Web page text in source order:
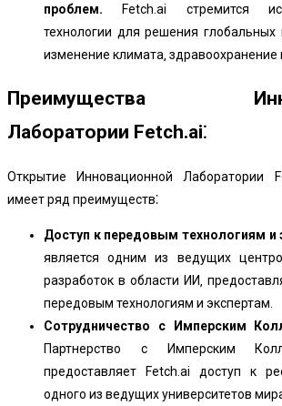
проблем. Fetch.ai стремится
технологии для решения глобальных
изменение климата‚ здравоохранение
Преимущества
Лаборатории Fetch.ai⁚
Открытие Инновационной Лаборатории
имеет ряд преимуществ⁚
Доступ к передовым технологиям и
является одним из ведущих
разработок в области ИИ‚
передовым технологиям и экспертам.
Сотрудничество с Имперским
Партнерство с Имперским
предоставляет Fetch.ai доступ к
одного из ведущих университетов